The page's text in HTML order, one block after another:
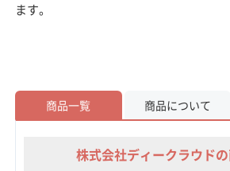
ます。
商品一覧 商品について
株式会社ディークラウド